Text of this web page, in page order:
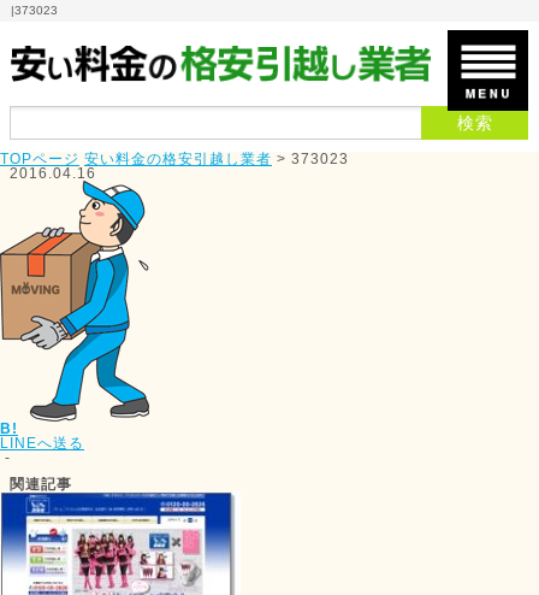
|373023
TOPページ 安い料金の格安引越し業者 > 373023
2016.04.16
B!
LINEへ送る
-
関連記事